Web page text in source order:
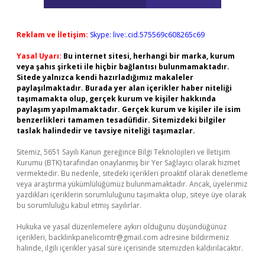
Reklam ve İletişim: Skype: live:.cid.575569c608265c69
Yasal Uyarı: Bu internet sitesi, herhangi bir marka, kurum
veya şahıs şirketi ile hiçbir bağlantısı bulunmamaktadır.
Sitede yalnızca kendi hazırladığımız makaleler
paylaşılmaktadır. Burada yer alan içerikler haber niteliği
taşımamakta olup, gerçek kurum ve kişiler hakkında
paylaşım yapılmamaktadır. Gerçek kurum ve kişiler ile isim
benzerlikleri tamamen tesadüfidir. Sitemizdeki bilgiler
taslak halindedir ve tavsiye niteliği taşımazlar.
Sitemiz, 5651 Sayılı Kanun gereğince Bilgi Teknolojileri ve İletişim
Kurumu (BTK) tarafından onaylanmış bir Yer Sağlayıcı olarak hizmet
vermektedir. Bu nedenle, sitedeki içerikleri proaktif olarak denetleme
veya araştırma yükümlülüğümüz bulunmamaktadır. Ancak, üyelerimiz
yazdıkları içeriklerin sorumluluğunu taşımakta olup, siteye üye olarak
bu sorumluluğu kabul etmiş sayılırlar.
Hukuka ve yasal düzenlemelere aykırı olduğunu düşündüğünüz
içerikleri, backlinkpanelicomtr@gmail.com adresine bildirmeniz
halinde, ilgili içerikler yasal süre içerisinde sitemizden kaldırılacaktır.